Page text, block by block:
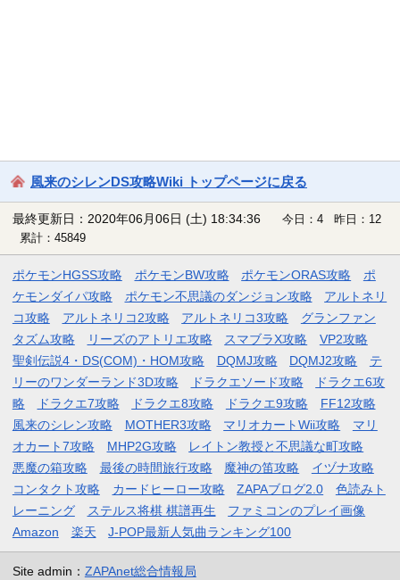
風来のシレンDS攻略Wiki トップページに戻る
最終更新日：2020年06月06日 (土) 18:34:36
今日：4 昨日：12
累計：45849
ポケモンHGSS攻略 ポケモンBW攻略 ポケモンORAS攻略
ポ
ケモンダイパ攻略
ポケモン不思議のダンジョン攻略
アルトネリ
コ攻略
アルトネリコ2攻略 アルトネリコ3攻略
グランファン
タズム攻略
リーズのアトリエ攻略 スマブラX攻略
VP2攻略
聖剣伝説4・DS(COM)・HOM攻略
DQMJ攻略 DQMJ2攻略
テ
リーのワンダーランド3D攻略
ドラクエソード攻略
ドラクエ6攻
略
ドラクエ7攻略 ドラクエ8攻略 ドラクエ9攻略
FF12攻略
風来のシレン攻略
MOTHER3攻略 マリオカートWii攻略
マリ
オカート7攻略
MHP2G攻略
レイトン教授と不思議な町攻略
悪魔の箱攻略
最後の時間旅行攻略 魔神の笛攻略
イヅナ攻略
コンタクト攻略
カードヒーロー攻略 ZAPAブログ2.0
色読みト
レーニング
ステルス将棋 棋譜再生
ファミコンのプレイ画像
Amazon
楽天 J-POP最新人気曲ランキング100
Site admin： ZAPAnet総合情報局